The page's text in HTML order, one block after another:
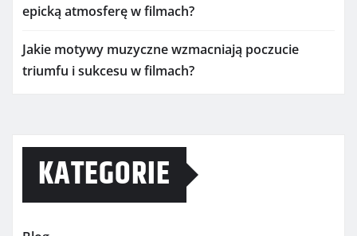
epicką atmosferę w filmach?
Jakie motywy muzyczne wzmacniają poczucie
triumfu i sukcesu w filmach?
KATEGORIE